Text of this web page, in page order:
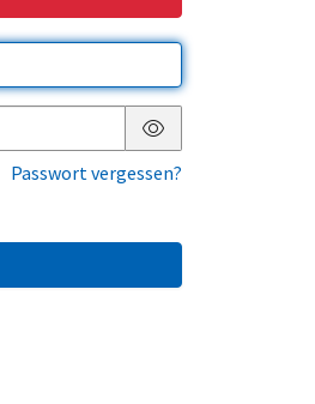
Passwort anzeigen
Passwort vergessen?